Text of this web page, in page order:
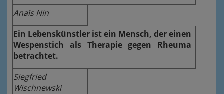
Anaïs Nin
Ein Lebenskünstler ist ein Mensch, der einen
Wespenstich als Therapie gegen Rheuma
betrachtet.
Siegfried
Wischnewski